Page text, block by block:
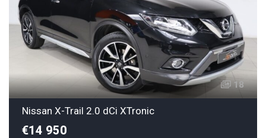
18
Nissan X-Trail 2.0 dCi XTronic
€14 950